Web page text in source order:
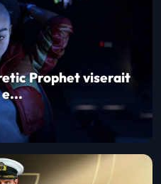
Prophet viserait